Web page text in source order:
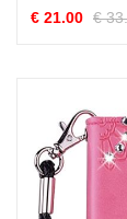
€ 21.00 €